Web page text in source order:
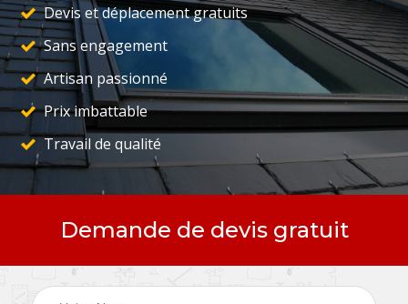
Devis et déplacement gratuits
Sans engagement
Artisan passionné
Prix imbattable
Travail de qualité
Demande de devis gratuit